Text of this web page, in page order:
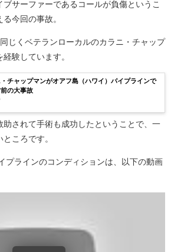
サーファーであるコールが負傷というこ
今回の事故。
じくベテランローカルのカラニ・チャップ
験しています。
チャップマンがオアフ島（ハワイ）パイプラインで
の大事故
助されて手術も成功したということで、一
ころです。
プラインのコンディションは、以下の動画